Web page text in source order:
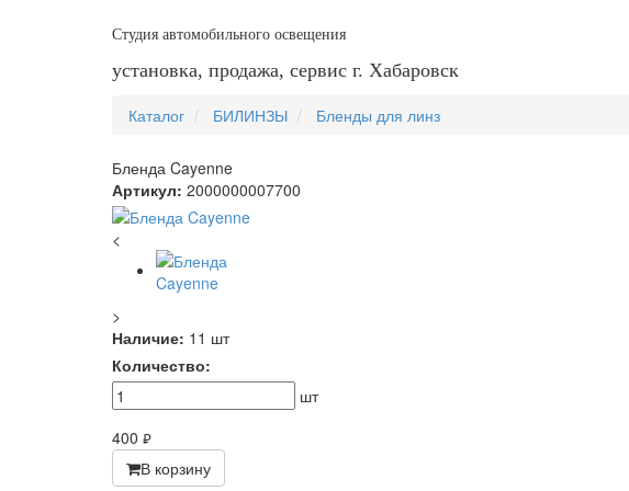
Студия автомобильного освещения
установка, продажа, сервис г. Хабаровск
Каталог БИЛИНЗЫ Бленды для линз
Бленда Cayenne
Артикул: 2000000007700
<
>
Наличие: 11 шт
Количество:
шт
400 руб.
В корзину